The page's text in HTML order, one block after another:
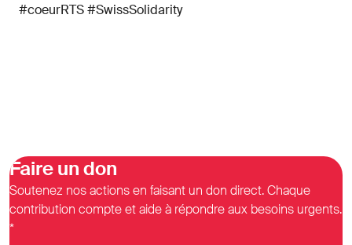
#coeurRTS #SwissSolidarity
Faire un don
Soutenez nos actions en faisant un don direct. Chaque
contribution compte et aide à répondre aux besoins urgents.
*